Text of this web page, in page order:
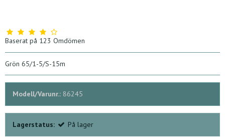
Baserat på 123 Omdömen
Grön 65/1-5/S-15m
Modell/Varunr.: 86245
Lagerstatus: På lager